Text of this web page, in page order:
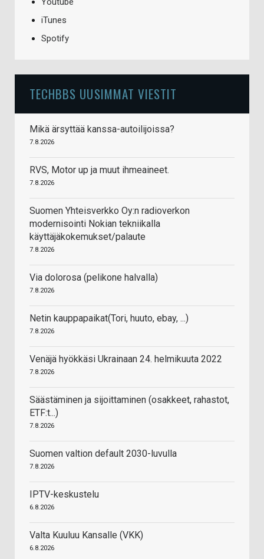
iTunes
Spotify
TECHBBS UUSIMMAT VIESTIT
Mikä ärsyttää kanssa-autoilijoissa?
7.8.2026
RVS, Motor up ja muut ihmeaineet.
7.8.2026
Suomen Yhteisverkko Oy:n radioverkon
modernisointi Nokian tekniikalla
käyttäjäkokemukset/palaute
7.8.2026
Via dolorosa (pelikone halvalla)
7.8.2026
Netin kauppapaikat(Tori, huuto, ebay, ...)
7.8.2026
Venäjä hyökkäsi Ukrainaan 24. helmikuuta 2022
7.8.2026
Säästäminen ja sijoittaminen (osakkeet, rahastot,
ETF:t...)
7.8.2026
Suomen valtion default 2030-luvulla
7.8.2026
IPTV-keskustelu
6.8.2026
Valta Kuuluu Kansalle (VKK)
6.8.2026